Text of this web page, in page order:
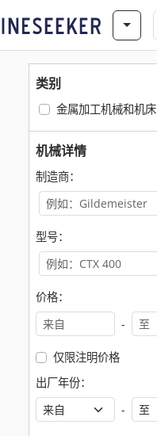
类别
金属加工机械和机床
机械详情
制造商：
型号：
价格：
-
仅限注明价格
出厂年份：
-